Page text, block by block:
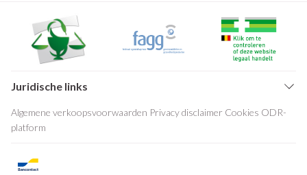
Juridische links
Algemene verkoopsvoorwaarden Privacy disclaimer Cookies ODR-
platform